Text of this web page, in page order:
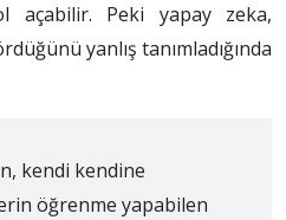
açabilir. Peki yapay zeka,
yanlış tanımladığında
kendi kendine
öğrenme yapabilen